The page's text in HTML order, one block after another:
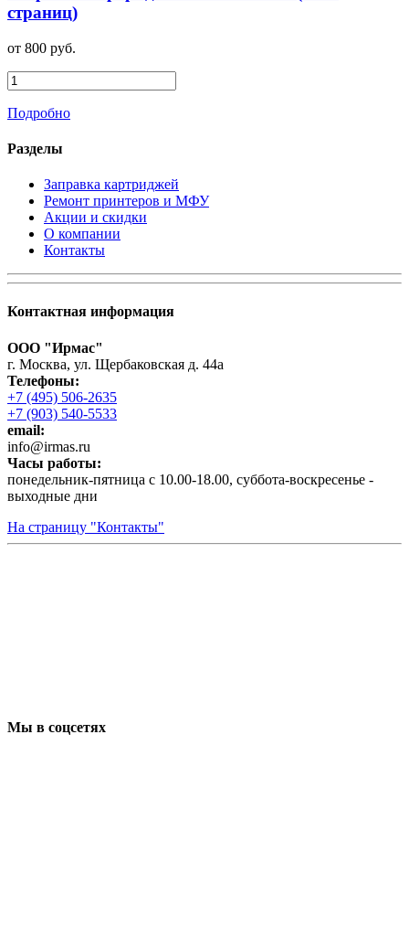
страниц)
от 800 руб.
Подробно
Разделы
Заправка картриджей
Ремонт принтеров и МФУ
Акции и скидки
О компании
Контакты
Контактная информация
ООО "Ирмас"
г. Москва, ул. Щербаковская д. 44а
Телефоны:
+7 (495) 506-2635
+7 (903) 540-5533
email:
infо@irmas.ru
Часы работы:
понедельник-пятница с 10.00-18.00, суббота-воскресенье -
выходные дни
На страницу "Контакты"
Мы в соцсетях